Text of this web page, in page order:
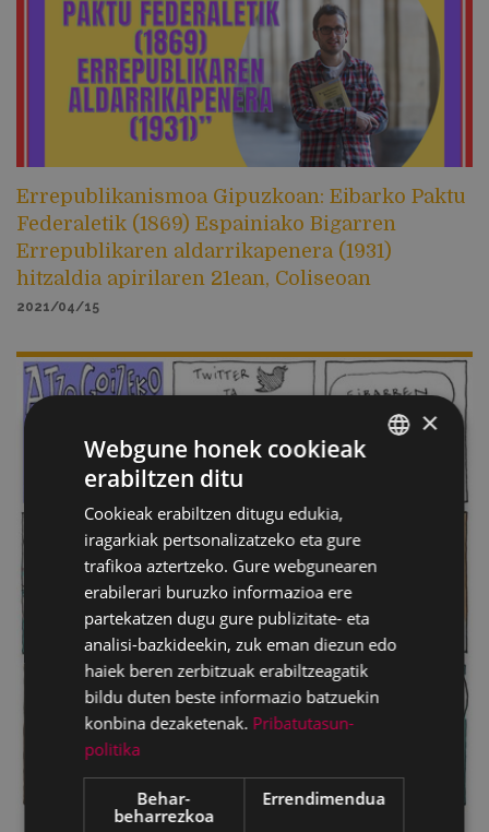
Errepublikanismoa Gipuzkoan: Eibarko Paktu
Federaletik (1869) Espainiako Bigarren
Errepublikaren aldarrikapenera (1931)
hitzaldia apirilaren 21ean, Coliseoan
2021/04/15
×
Webgune honek cookieak
erabiltzen ditu
Cookieak erabiltzen ditugu edukia,
iragarkiak pertsonalizatzeko eta gure
trafikoa aztertzeko. Gure webgunearen
erabilerari buruzko informazioa ere
partekatzen dugu gure publizitate- eta
analisi-bazkideekin, zuk eman diezun edo
haiek beren zerbitzuak erabiltzeagatik
bildu duten beste informazio batzuekin
konbina dezaketenak. Pribatutasun-
politika
Behar-
beharrezkoa
Errendimendua